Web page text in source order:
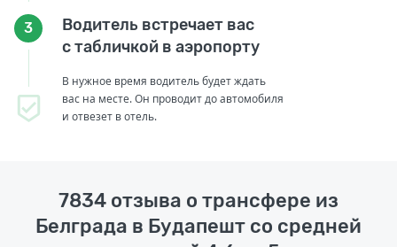
3
Водитель встречает вас
с табличкой в аэропорту
В нужное время водитель будет ждать
вас на месте. Он проводит до автомобиля
и отвезет в отель.
7834 отзыва о трансфере из
Белграда в Будапешт со средней